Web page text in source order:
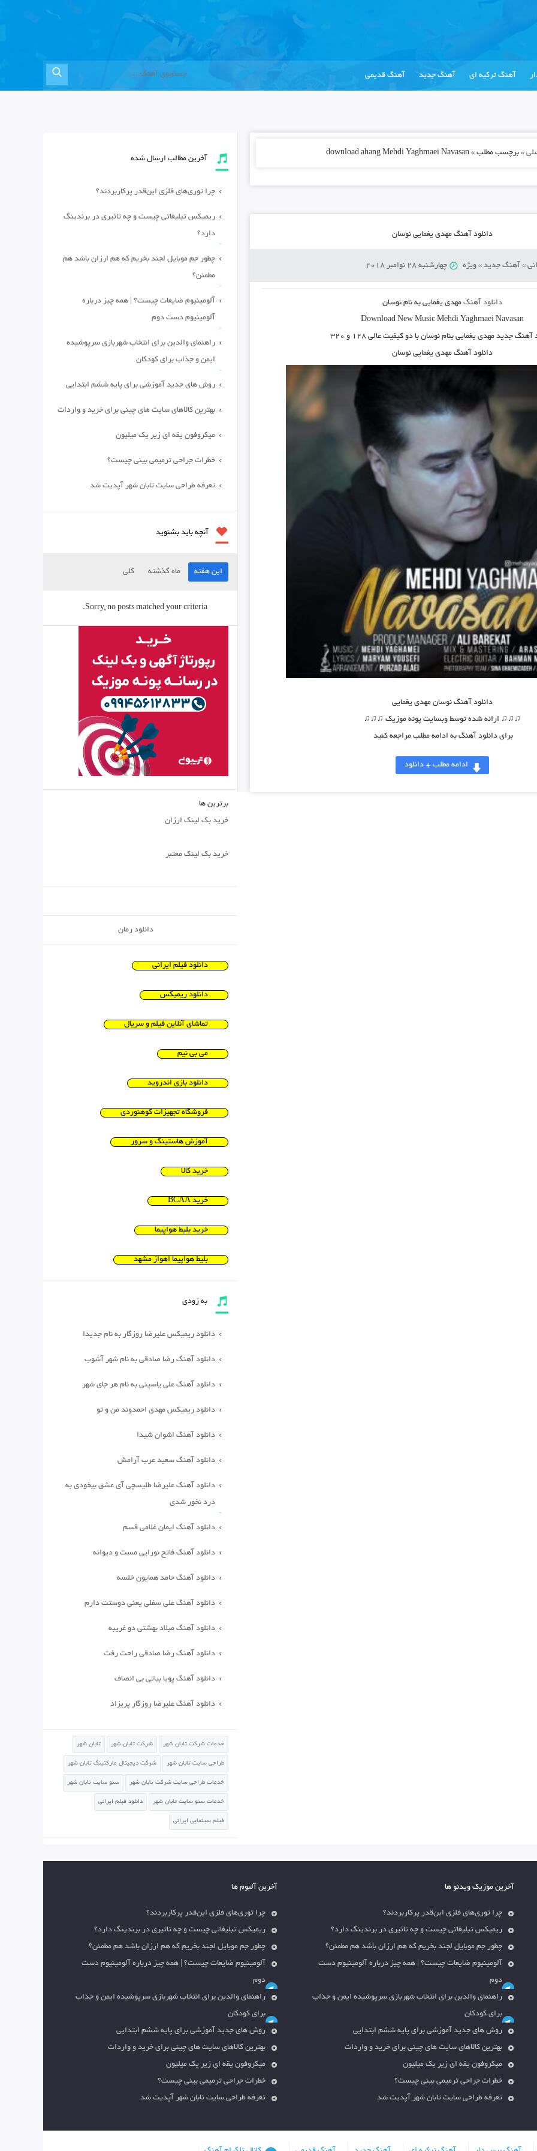
آهنگ ترکیه ای آهنگ جدید آهنگ قدیمی
» برچسب مطلب » download ahang Mehdi Yaghmaei Navasan
دانلود آهنگ مهدی یغمایی نوسان
» آهنگ جدید» ویژه چهارشنبه 28 نوامبر 2018
دانلود آهنگ مهدی یغمایی به نام نوسان
Download New Music Mehdi Yaghmaei Navasan
آهنگ جدید مهدی یغمایی بنام نوسان با دو کیفیت عالی ۱۲۸ و ۳۲۰
دانلود آهنگ مهدی یغمایی نوسان
دانلود آهنگ نوسان مهدی یغمایی
♫♫♫ ارائه شده توسط وبسایت پونه موزیک ♫♫♫
برای دانلود آهنگ به ادامه مطلب مراجعه کنید
ادامه مطلب + دانلود
آخرین مطالب ارسال شده
چرا توری‌های فلزی این‌قدر پرکاربردند؟
ریمیکس تبلیغاتی چیست و چه تاثیری در برندینگ
دارد؟
چطور جم موبایل لجند بخریم که هم ارزان باشد هم
مطمئن؟
آلومینیوم ضایعات چیست؟ | همه چیز درباره
آلومینیوم دست دوم
راهنمای والدین برای انتخاب شهربازی سرپوشیده
ایمن و جذاب برای کودکان
روش های جدید آموزشی برای پایه ششم ابتدایی
بهترین کالاهای سایت های چینی برای خرید و واردات
میکروفون یقه ای زیر یک میلیون
خطرات جراحی ترمیمی بینی چیست؟
تعرفه طراحی سایت تابان شهر آپدیت شد
آنچه باید بشنوید
این هفته ماه گذشته کلی
Sorry, no posts matched your criteria.
برترین ها
خرید بک لینک ارزان
خرید بک لینک معتبر
دانلود رمان
دانلود فیلم ایرانی
دانلود ریمیکس
تماشای آنلاین فیلم و سریال
می بی نیم
دانلود بازی اندروید
فروشگاه تجهیزات کوهنوردی
آموزش هاستینگ و سرور
خرید کالا
خرید BCAA
خرید بلیط هواپیما
بلیط هواپیما اهواز مشهد
به زودی
دانلود ریمیکس علیرضا روزگار به نام جدیدا
دانلود آهنگ رضا صادقی به نام شهر آشوب
دانلود آهنگ علی یاسینی به نام هر جای شهر
دانلود ریمیکس مهدی احمدوند من و تو
دانلود آهنگ اشوان شیدا
دانلود آهنگ سعید عرب آرامش
دانلود آهنگ علیرضا طلیسچی آی عشق بیخودی به
درد نخور شدی
دانلود آهنگ ایمان غلامی قسم
دانلود آهنگ فاتح نورایی مست و دیوانه
دانلود آهنگ حامد همایون خلسه
دانلود آهنگ علی سفلی یعنی دوستت دارم
دانلود آهنگ میلاد بهشتی دو غریبه
دانلود آهنگ رضا صادقی راحت رفت
دانلود آهنگ پویا بیاتی بی انصاف
دانلود آهنگ علیرضا روزگار پریزاد
خدمات شرکت تابان شهر شرکت تابان شهر تابان شهر
طراحی سایت تابان شهر شرکت دیجیتال مارکتینگ تابان شهر
خدمات طراحی سایت شرکت تابان شهر سئو سایت تابان شهر
خدمات سئو سایت تابان شهر دانلود فیلم ایرانی
فیلم سینمایی ایرانی
آخرین موزیک ویدئو ها
چرا توری‌های فلزی این‌قدر پرکاربردند؟
ریمیکس تبلیغاتی چیست و چه تاثیری در برندینگ دارد؟
چطور جم موبایل لجند بخریم که هم ارزان باشد هم مطمئن؟
آلومینیوم ضایعات چیست؟ | همه چیز درباره آلومینیوم دست
دوم
راهنمای والدین برای انتخاب شهربازی سرپوشیده ایمن و جذاب
برای کودکان
روش های جدید آموزشی برای پایه ششم ابتدایی
بهترین کالاهای سایت های چینی برای خرید و واردات
میکروفون یقه ای زیر یک میلیون
خطرات جراحی ترمیمی بینی چیست؟
تعرفه طراحی سایت تابان شهر آپدیت شد
آخرین آلبوم ها
چرا توری‌های فلزی این‌قدر پرکاربردند؟
ریمیکس تبلیغاتی چیست و چه تاثیری در برندینگ دارد؟
چطور جم موبایل لجند بخریم که هم ارزان باشد هم مطمئن؟
آلومینیوم ضایعات چیست؟ | همه چیز درباره آلومینیوم دست
دوم
راهنمای والدین برای انتخاب شهربازی سرپوشیده ایمن و جذاب
برای کودکان
روش های جدید آموزشی برای پایه ششم ابتدایی
بهترین کالاهای سایت های چینی برای خرید و واردات
میکروفون یقه ای زیر یک میلیون
خطرات جراحی ترمیمی بینی چیست؟
تعرفه طراحی سایت تابان شهر آپدیت شد